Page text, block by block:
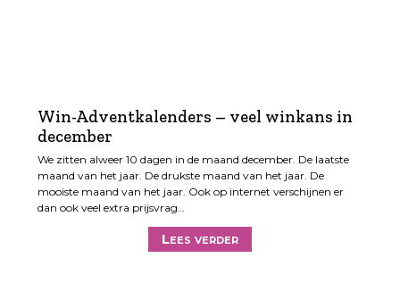
Win-Adventkalenders – veel winkans in
december
We zitten alweer 10 dagen in de maand december. De laatste
maand van het jaar. De drukste maand van het jaar. De
mooiste maand van het jaar. Ook op internet verschijnen er
dan ook veel extra prijsvrag…
Lees verder